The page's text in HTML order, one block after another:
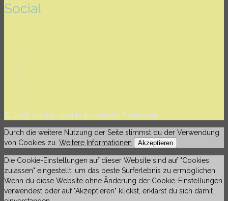
Social
© 2026 bremen events & concerts Ticketshop
Durch die weitere Nutzung der Seite stimmst du der Verwendung
von Cookies zu. Weitere Informationen Akzeptieren
Die Cookie-Einstellungen auf dieser Website sind auf "Cookies
zulassen" eingestellt, um das beste Surferlebnis zu ermöglichen.
Wenn du diese Website ohne Änderung der Cookie-Einstellungen
verwendest oder auf "Akzeptieren" klickst, erklärst du sich damit